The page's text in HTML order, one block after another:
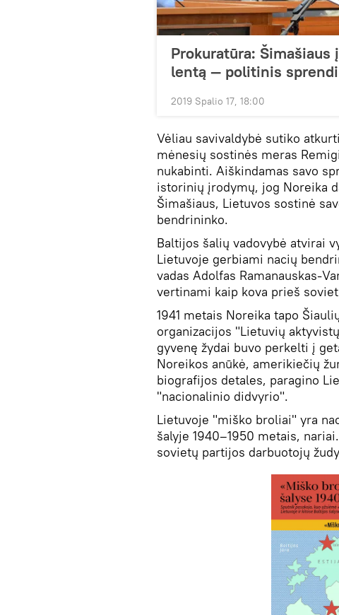
Prokuratūra:
lentą — politinis
2019 Spalio 17, 18:00
Vėliau savivaldybė sutiko
mėnesių sostinės meras
nukabinti. Aiškindamas savo
istorinių įrodymų, jog Noreika
Šimašiaus, Lietuvos sostinė
bendrininko.
Baltijos šalių vadovybė atvirai
Lietuvoje gerbiami nacių
vadas Adolfas Ramanauskas-
vertinami kaip kova prieš
1941 metais Noreika tapo
organizacijos "Lietuvių
gyvenę žydai buvo perkelti į
Noreikos anūkė, amerikiečių
biografijos detales, paragino
"nacionalinio didvyrio".
Lietuvoje "miško broliai" yra
šalyje 1940–1950 metais,
sovietų partijos darbuotojų